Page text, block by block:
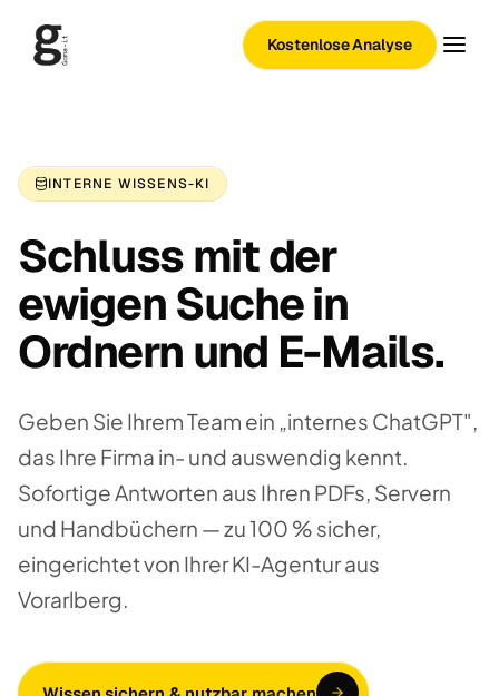
Kostenlose Analyse
INTERNE WISSENS-KI
Schluss mit der
ewigen Suche in
Ordnern und E-Mails.
Geben Sie Ihrem Team ein „internes ChatGPT",
das Ihre Firma in- und auswendig kennt.
Sofortige Antworten aus Ihren PDFs, Servern
und Handbüchern — zu 100 % sicher,
eingerichtet von Ihrer KI-Agentur aus
Vorarlberg.